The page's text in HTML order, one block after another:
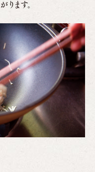
ます。